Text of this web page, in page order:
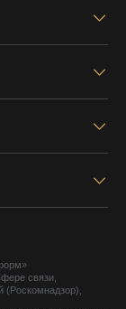
связи,